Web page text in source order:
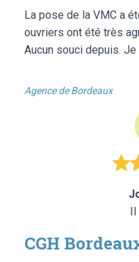
La pose de la VMC a
ouvriers ont été très
Aucun souci depuis.
Agence de Bordeaux
Il
CGH